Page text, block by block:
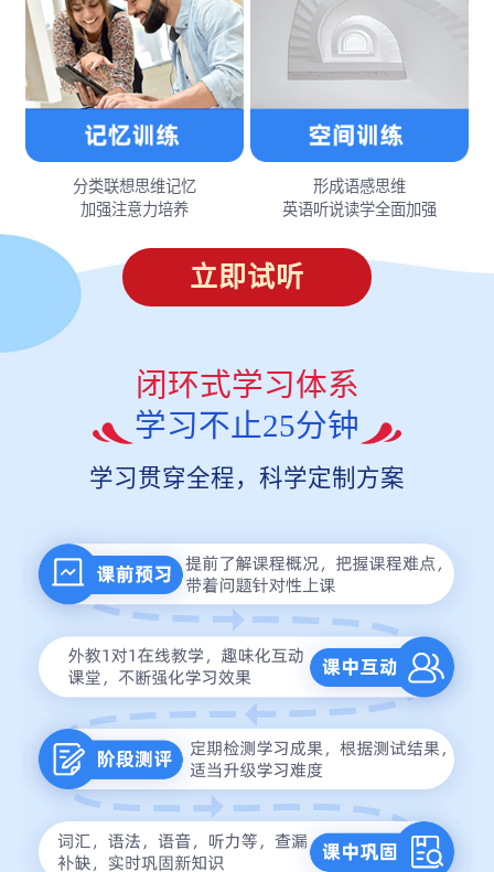
分类联想思维记忆
加强注意力培养
形成语感思维
英语听说读学全面加强
立即试听
闭环式学习体系
学习不止25分钟
学习贯穿全程，科学定制方案